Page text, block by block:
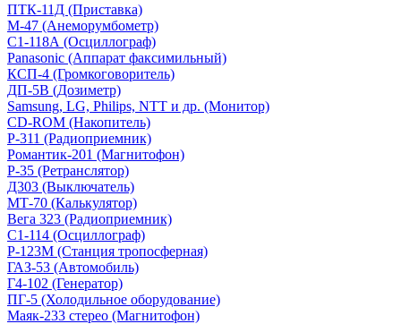
ПТК-11Д (Приставка)
М-47 (Анеморумбометр)
С1-118А (Осциллограф)
Panasonic (Аппарат факсимильный)
КСП-4 (Громкоговоритель)
ДП-5В (Дозиметр)
Samsung, LG, Philips, NTT и др. (Монитор)
CD-ROM (Накопитель)
Р-311 (Радиоприемник)
Романтик-201 (Магнитофон)
Р-35 (Ретранслятор)
Д303 (Выключатель)
МТ-70 (Калькулятор)
Вега 323 (Радиоприемник)
С1-114 (Осциллограф)
Р-123М (Станция тропосферная)
ГАЗ-53 (Автомобиль)
Г4-102 (Генератор)
ПГ-5 (Холодильное оборудование)
Маяк-233 стерео (Магнитофон)